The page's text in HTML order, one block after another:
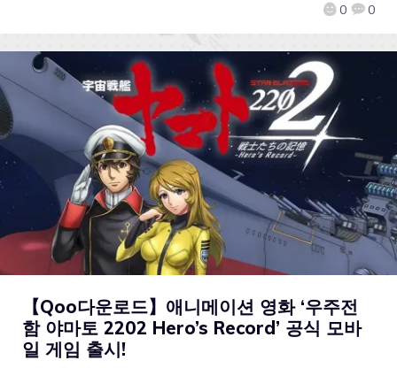
0 0
【Qoo다운로드】애니메이션 영화 ‘우주전
함 야마토 2202 Hero’s Record’ 공식 모바
일 게임 출시!